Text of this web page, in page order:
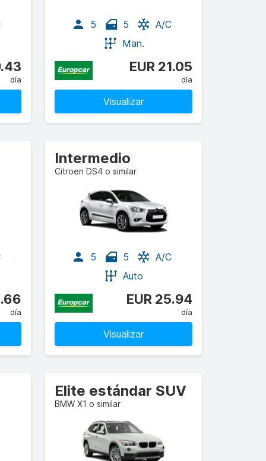
día
5 5
A/C
Man.
EUR 21.05
día
Visualizar
día
Intermedio
Citroen DS4 o similar
5 5
A/C
Auto
EUR 25.94
día
Visualizar
Elite estándar SUV
BMW X1 o similar